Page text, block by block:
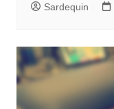
Sardequin